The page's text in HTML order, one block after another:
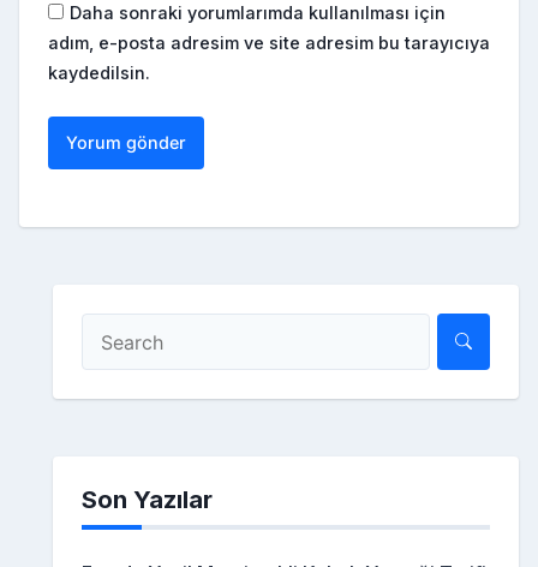
Daha sonraki yorumlarımda kullanılması için
adım, e-posta adresim ve site adresim bu tarayıcıya
kaydedilsin.
Son Yazılar